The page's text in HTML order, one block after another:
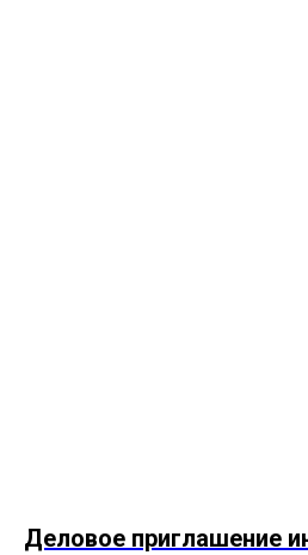
Деловое приглашение